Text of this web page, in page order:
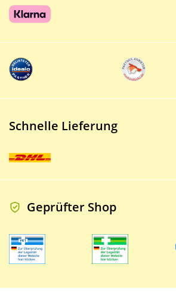
Schnelle Lieferung
Geprüfter Shop